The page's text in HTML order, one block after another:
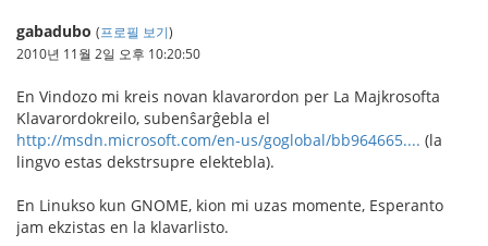
gabadubo (프로필 보기)
2010년 11월 2일 오후 10:20:50
En Vindozo mi kreis novan klavarordon per La Majkrosofta
Klavarordokreilo, subenŝarĝebla el
http://msdn.microsoft.com/en-us/goglobal/bb964665.... (la
lingvo estas dekstrsupre elektebla).
En Linukso kun GNOME, kion mi uzas momente, Esperanto
jam ekzistas en la klavarlisto.